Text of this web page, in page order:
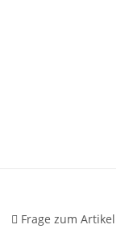
Frage zum Artikel